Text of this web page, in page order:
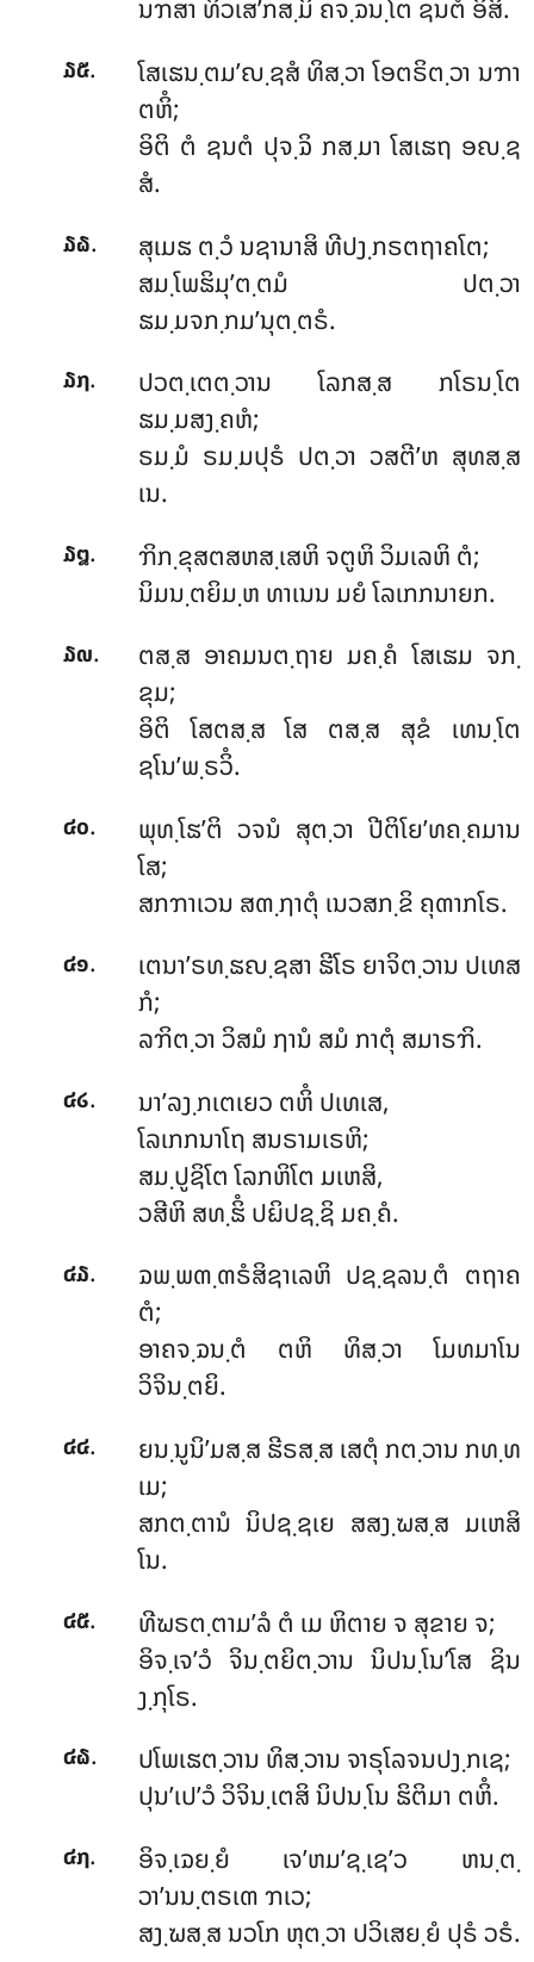
ນຠສາ ທິວເສ’ກສ຺ມິໍ ຄຈ຺ຉນ຺ໂຕ ຊນຕໍ ອິສິ.
໓໕.
ໂສເຘນ຺ຕມ’ຎ຺ຊສໍ ທິສ຺ວາ ໂອຕຣິຕ຺ວາ ນຠາ
ຕຫິໍ;
ອິຕິ ຕໍ ຊນຕໍ ປຸຈ຺ຉິ ກສ຺ມາ ໂສເຘຖ ອຎ຺ຊ
ສໍ.
໓໖.
ສຸເມຘ ຕ຺ວໍ ນຊານາສິ ທີປງ຺ກຣຕຖາຄໂຕ;
ສມ຺ໂພຘິມຸ’ຕ຺ຕມໍ ປຕ຺ວາ
ຘມ຺ມຈກ຺ກມ’ນຸຕ຺ຕຣໍ.
໓໗.
ປວຕ຺ເຕຕ຺ວານ ໂລກສ຺ສ ກໂຣນ຺ໂຕ
ຘມ຺ມສງ຺ຄຫໍ;
ຣມ຺ມໍ ຣມ຺ມປຸຣໍ ປຕ຺ວາ ວສຕີ’ຫ ສຸທສ຺ສ
ເນ.
໓໘.
ຠິກ຺ຂຸສຕສຫສ຺ເສຫິ ຈຕູຫິ ວິມເລຫິ ຕໍ;
ນິມນ຺ຕຍິມ຺ຫ ທາເນນ ມຍໍ ໂລເກກນາຍກ.
໓໙.
ຕສ຺ສ ອາຄມນຕ຺ຖາຍ ມຄ຺ຄໍ ໂສເຘມ ຈກ຺
ຂຸມ;
ອິຕິ ໂສຕສ຺ສ ໂສ ຕສ຺ສ ສຸຂໍ ເທນ຺ໂຕ
ຊໂນ’ພ຺ຣວິໍ.
໔໐.
ພຸທ຺ໂຘ’ຕິ ວຈນໍ ສຸຕ຺ວາ ປີຕິໂຍ’ທຄ຺ຄມານ
ໂສ;
ສກຠາເວນ ສຓ຺ຐາຕຸໍ ເນວສກ຺ຂິ ຄຸຓາກໂຣ.
໔໑.
ເຕນາ’ຣທ຺ຘຎ຺ຊສາ ຘີໂຣ ຍາຈິຕ຺ວານ ປເທສ
ກໍ;
ລຠິຕ຺ວາ ວິສມໍ ຐານໍ ສມໍ ກາຕຸໍ ສມາຣຠິ.
໔໒.
ນາ’ລງ຺ກເຕເຍວ ຕຫິໍ ປເທເສ,
ໂລເກກນາໂຖ ສນຣາມເຣຫິ;
ສມ຺ປູຊິໂຕ ໂລກຫິໂຕ ມເຫສິ,
ວສີຫິ ສທ຺ຘິໍ ປຏິປຊ຺ຊິ ມຄ຺ຄໍ.
໔໓.
ຉພ຺ພຓ຺ຓຣໍສິຊາເລຫິ ປຊ຺ຊລນ຺ຕໍ ຕຖາຄ
ຕໍ;
ອາຄຈ຺ຉນ຺ຕໍ ຕຫິ ທິສ຺ວາ ໂມທມາໂນ
ວິຈິນ຺ຕຍິ.
໔໔.
ຍນ຺ນູນິ’ມສ຺ສ ຘີຣສ຺ສ ເສຕຸໍ ກຕ຺ວານ ກທ຺ທ
ເມ;
ສກຕ຺ຕານໍ ນິປຊ຺ຊເຍ ສສງ຺ຆສ຺ສ ມເຫສິ
ໂນ.
໔໕.
ທີຆຣຕ຺ຕາມ’ລໍ ຕໍ ເມ ຫິຕາຍ ຈ ສຸຂາຍ ຈ;
ອິຈ຺ເຈ’ວໍ ຈິນ຺ຕຍິຕ຺ວານ ນິປນ຺ໂນ’ໂສ ຊິນ
ງ຺ກຸໂຣ.
໔໖.
ປໂພເຘຕ຺ວານ ທິສ຺ວານ ຈາຣຸໂລຈນປງ຺ກເຊ;
ປຸນ’ເປ’ວໍ ວິຈິນ຺ເຕສິ ນິປນ຺ໂນ ຘິຕິມາ ຕຫິໍ.
໔໗.
ອິຈ຺ເຉຍ຺ຍໍ ເຈ’ຫມ’ຊ຺ເຊ’ວ ຫນ຺ຕ຺
ວາ’ນນ຺ຕຣເຓ ຠເວ;
ສງ຺ຆສ຺ສ ນວໂກ ຫຸຕ຺ວາ ປວິເສຍ຺ຍໍ ປຸຣໍ ວຣໍ.